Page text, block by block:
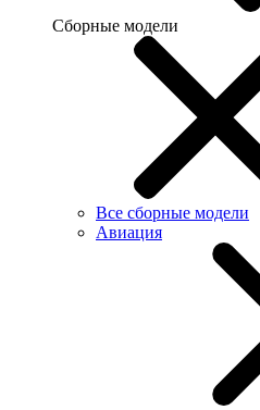
Сборные модели
Все сборные модели
Авиация